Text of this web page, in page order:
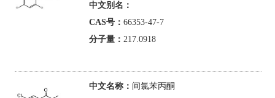
中文别名：
CAS号： 66353-47-7
分子量： 217.0918
中文名称： 间氯苯丙酮